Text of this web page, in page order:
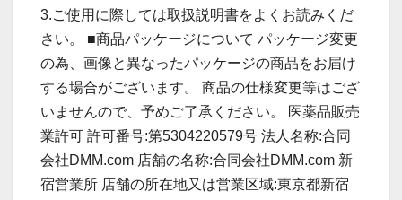
3.ご使用に際しては取扱説明書をよくお読みくだ
さい。 ■商品パッケージについて パッケージ変更
の為、画像と異なったパッケージの商品をお届け
する場合がございます。 商品の仕様変更等はござ
いませんので、予めご了承ください。 医薬品販売
業許可 許可番号:第5304220579号 法人名称:合同
会社DMM.com 店舗の名称:合同会社DMM.com 新
宿営業所 店舗の所在地又は営業区域:東京都新宿